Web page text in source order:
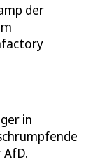
der
in